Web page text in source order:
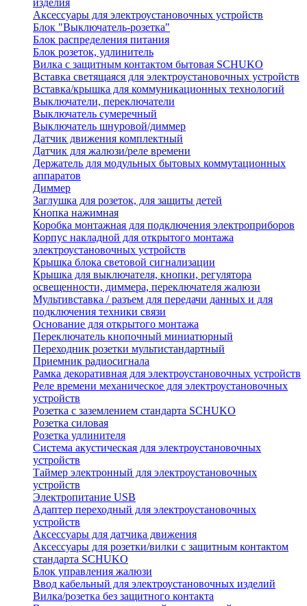
изделия
Аксессуары для электроустановочных устройств
Блок "Выключатель-розетка"
Блок распределения питания
Блок розеток, удлинитель
Вилка с защитным контактом бытовая SCHUKO
Вставка светящаяся для электроустановочных устройств
Вставка/крышка для коммуникационных технологий
Выключатели, переключатели
Выключатель сумеречный
Выключатель шнуровой/диммер
Датчик движения комплектный
Датчик для жалюзи/реле времени
Держатель для модульных бытовых коммутационных
аппаратов
Диммер
Заглушка для розеток, для защиты детей
Кнопка нажимная
Коробка монтажная для подключения электроприборов
Корпус накладной для открытого монтажа
электроустановочных устройств
Крышка блока световой сигнализации
Крышка для выключателя, кнопки, регулятора
освещенности, диммера, переключателя жалюзи
Мультивставка / разъем для передачи данных и для
подключения техники связи
Основание для открытого монтажа
Переключатель кнопочный миниатюрный
Переходник розетки мультистандартный
Приемник радиосигнала
Рамка декоративная для электроустановочных устройств
Реле времени механическое для электроустановочных
устройств
Розетка с заземлением стандарта SCHUKO
Розетка силовая
Розетка удлинителя
Система акустическая для электроустановочных
устройств
Таймер электронный для электроустановочных
устройств
Электропитание USB
Адаптер переходный для электроустановочных
устройств
Аксессуары для датчика движения
Аксессуары для розетки/вилки с защитным контактом
стандарта SCHUKO
Блок управления жалюзи
Ввод кабельный для электроустановочных изделий
Вилка/розетка без защитного контакта